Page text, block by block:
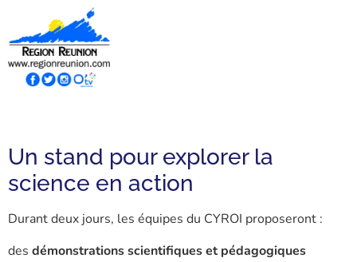
Un stand pour explorer la
science en action
Durant deux jours, les équipes du CYROI proposeront :
des démonstrations scientifiques et pédagogiques